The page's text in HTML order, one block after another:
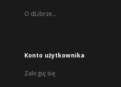
O dLibrze...
Konto użytkownika
Zaloguj się